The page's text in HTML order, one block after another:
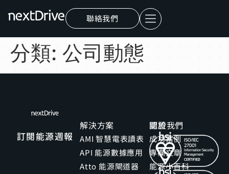
聯絡我們
分類: 公司動態
訂閱能源週報
解決方案
AMI 智慧電表讀表
API 能源數據應用
Atto 能源閘道器
關於我們
成功案例
專欄文章
能源小百科
認證